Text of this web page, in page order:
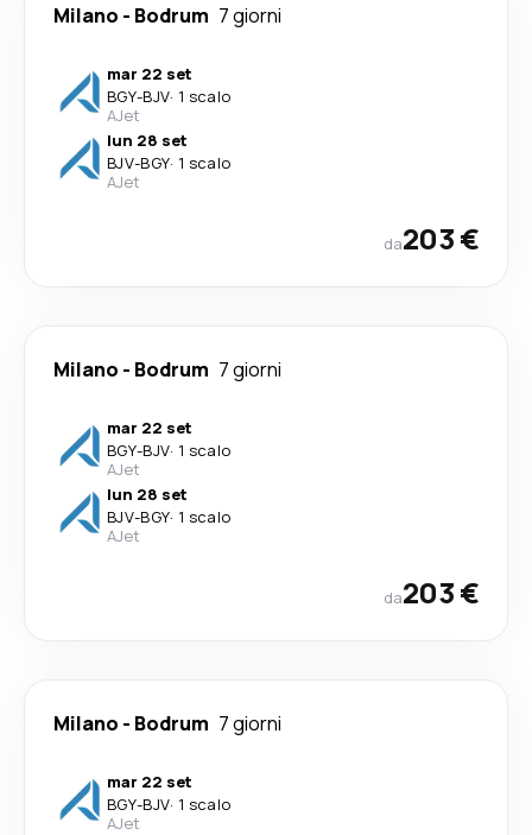
Milano - Bodrum 7 giorni
mar 22 set
BGY-BJV· 1 scalo
AJet
lun 28 set
BJV-BGY· 1 scalo
AJet
da203 €
Milano - Bodrum 7 giorni
mar 22 set
BGY-BJV· 1 scalo
AJet
lun 28 set
BJV-BGY· 1 scalo
AJet
da203 €
Milano - Bodrum 7 giorni
mar 22 set
BGY-BJV· 1 scalo
AJet